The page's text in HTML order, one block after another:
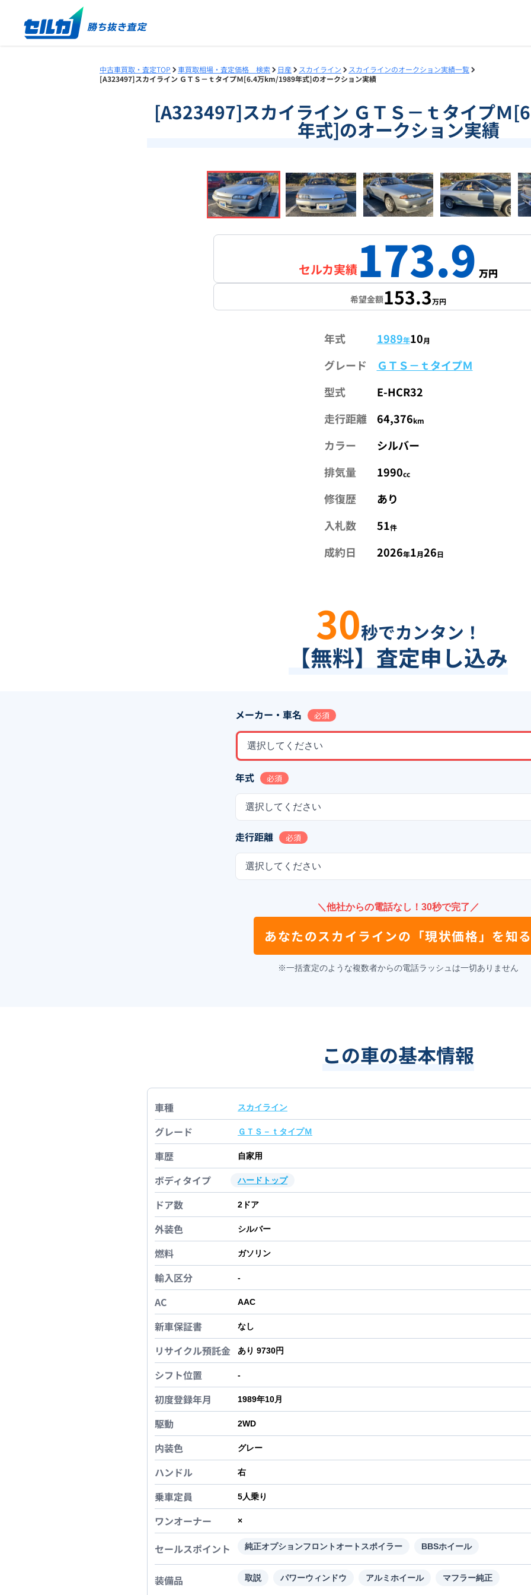
中古車買取・査定TOP 車買取相場・査定価格 検索 日産 スカイライン
スカイラインのオークション実績一覧
[A323497]スカイライン ＧＴＳ－ｔタイプＭ[6.4万km/1989年式]のオークション実績
[A323497]スカイライン ＧＴＳ－ｔタイプＭ
年式]のオークション実績
セルカ実績173.9 万円
希望金額153.3万円
年式 1989年10月
グレード
ＧＴＳ－ｔタイプＭ
型式
E-HCR32
走行距離
64,376km
カラー
シルバー
排気量
1990cc
修復歴
あり
入札数
51件
成約日 2026年1月26日
30秒でカンタン！
【無料】査定申し込み
メーカー・車名 必須
選択してください
年式 必須
選択してください
走行距離 必須
選択してください
＼他社からの電話なし！30秒で完了／
あなたのスカイラインの 「現状価格」を知
※一括査定のような複数者からの電話ラッシュは一切ありません
この車の基本情報
車種 スカイライン
グレード ＧＴＳ－ｔタイプＭ
車歴 自家用
ボディタイプ ハードトップ
ドア数 2 ドア
外装色 シルバー
燃料 ガソリン
輸入区分 -
AC AAC
新車保証書 なし
リサイクル預託金 あり 9730円
シフト位置 -
初度登録年月 1989年10月
駆動 2WD
内装色 グレー
ハンドル 右
乗車定員 5人乗り
ワンオーナー ×
セールスポイント 純正オプションフロントオートスポイラー BBSホイール
装備品 取説 パワーウィンドウ アルミホイール マフラー純正